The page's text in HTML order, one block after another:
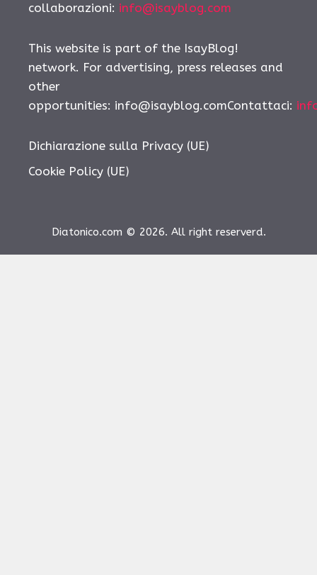
collaborazioni: info@isayblog.com
This website is part of the IsayBlog!
network. For advertising, press releases and
other
opportunities: info@isayblog.comContattaci:
Dichiarazione sulla Privacy (UE)
Cookie Policy (UE)
Diatonico.com © 2026. All right reserverd.